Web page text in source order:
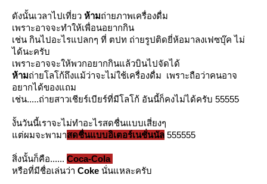
ดังนั้นเวลาไปเที่ยว ห้ามถ่ายภาพเครื่องดื่ม
เพราะอาจจะทำให้เพื่อนอยากกิน
เช่น กินไปอะไรแปลกๆ ที่ ตปท ถ่ายรูปติดยี่ห้อมาลงเฟซบุ๊ค ไม่
ได้นะครับ
เพราะอาจจะให้พวกอยากกินแล้วบินไปจัดได้
ห้ามถ่ายโลโก้ถึงแม้ว่าจะไม่ใช้เครื่องดื่ม เพราะถือว่าคนอาจ
อยากได้ของแถม
เช่น.....ถ่ายสาวเชียร์เบียร์ที่มีโลโก้ อันนี้ก็คงไม่ได้ครับ 55555
งั้นวันนี้เราจะไม่ทำอะไรสดชื่นแบบเสี่ยงๆ
ต่ผมจะพามาสดชื่นแบบอิเตอร์เนชั่นนัล 555555
สิ่งนั้นก็คือ...... Coca-Cola
หรือที่มีชื่อเล่นว่า Coke นั่นแหละครับ